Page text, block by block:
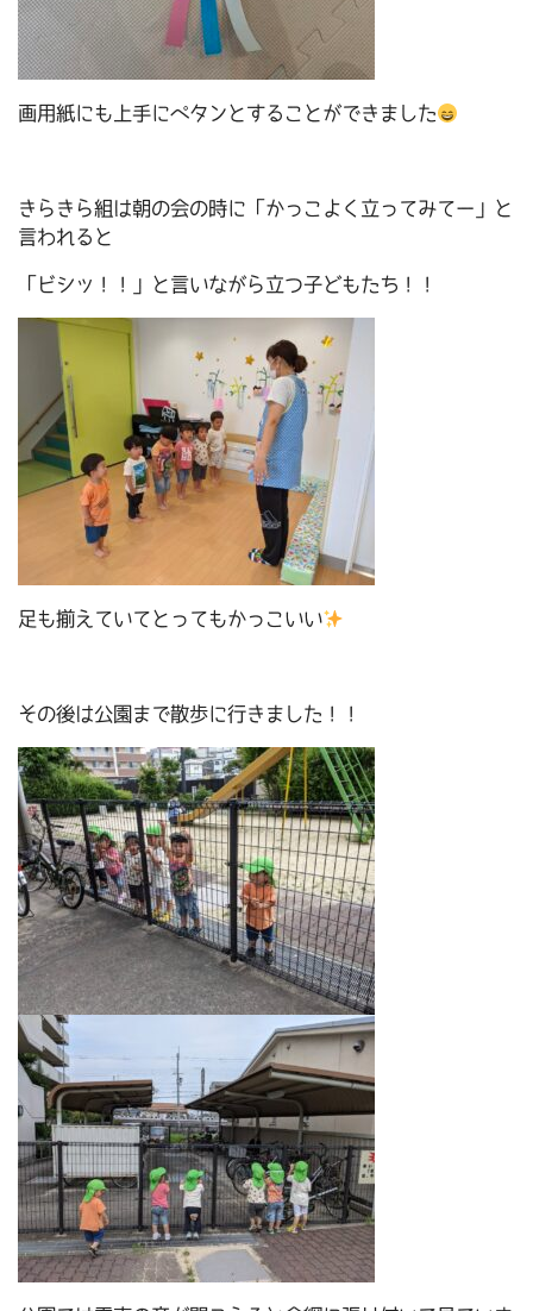
画用紙にも上手にペタンとすることができました
きらきら組は朝の会の時に「かっこよく立ってみてー」と
言われると
「ビシッ！！」と言いながら立つ子どもたち！！
足も揃えていてとってもかっこいい
その後は公園まで散歩に行きました！！